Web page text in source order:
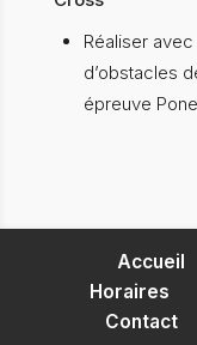
Réaliser
d’obstacles
épreuve
Accueil
Horaires
Contact